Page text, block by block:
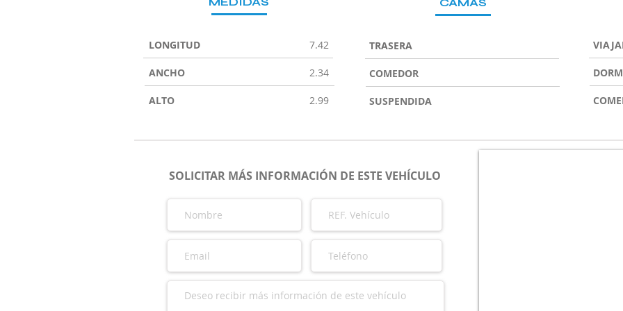
LONGITUD 7.42
ANCHO 2.34
ALTO 2.99
TRASERA
COMEDOR
SUSPENDIDA
SOLICITAR MÁS INFORMACIÓN DE ESTE VEHÍCULO